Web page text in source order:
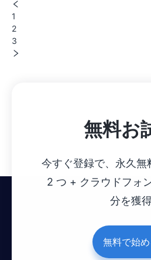
1
2
3
無料お
今すぐ登録で、永久無
2 つ + クラウドフォ
分を獲
無料で始め